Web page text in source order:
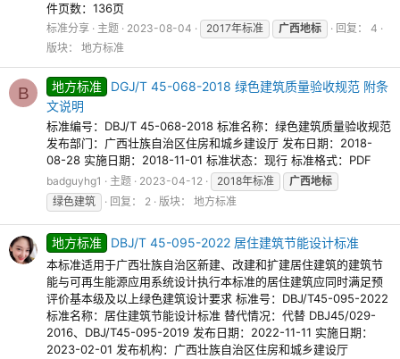
件页数：136页
标准分享 主题 2023-08-04 2017年标准 广西地标
回复： 4
版块： 地方标准
B 地方标准
DGJ/T 45-068-2018 绿色建筑质量验收规范 附条
文说明
标准编号：DBJ/T 45-068-2018 标准名称：绿色建筑质量验收规范
发布部门：广西壮族自治区住房和城乡建设厅 发布日期：2018-
08-28 实施日期：2018-11-01 标准状态：现行 标准格式：PDF
badguyhg1 主题 2023-04-12 2018年标准
广西地标
绿色建筑
回复： 2 版块： 地方标准
地方标准 DBJ/T 45-095-2022 居住建筑节能设计标准
本标准适用于广西壮族自治区新建、改建和扩建居住建筑的建筑节
能与可再生能源应用系统设计执行本标准的居住建筑应同时满足预
评价基本级及以上绿色建筑设计要求 标准号：DBJ/T45-095-2022
标准名称：居住建筑节能设计标准 替代情况：代替 DBJ45/029-
2016、DBJ/T45-095-2019 发布日期：2022-11-11 实施日期：
2023-02-01 发布机构：广西壮族自治区住房和城乡建设厅